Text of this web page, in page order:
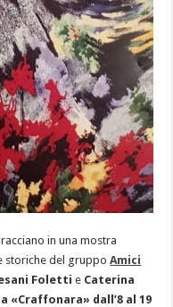
in una mostra
storiche del gruppoAmici
Foletti e Caterina
«Craffonara» dall’8 al 19